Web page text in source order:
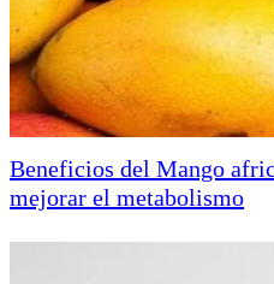
Beneficios del Mango
mejorar el metabolismo